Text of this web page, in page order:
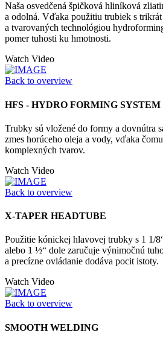
Naša osvedčená špičková hliníková
a odolná. Vďaka použitiu trubiek s
a tvarovaných technológiou
pomer tuhosti ku hmotnosti.
Watch Video
Back to overview
HFS - HYDRO FORMING SYSTEM
Trubky sú vložené do formy a dovnútra
zmes horúceho oleja a vody, vďaka
komplexných tvarov.
Watch Video
Back to overview
X-TAPER HEADTUBE
Použitie kónickej hlavovej trubky s 1 1/
alebo 1 ½“ dole zaručuje výnimočnú
a precízne ovládanie dodáva pocit istoty.
Watch Video
Back to overview
SMOOTH WELDING